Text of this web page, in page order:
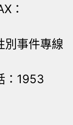
：
別事件專線
：1953